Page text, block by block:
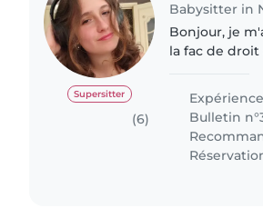
Supersitter
(6)
Babysitter in
Bonjour, je
la fac de droit de Nice. Si je
Bulletin